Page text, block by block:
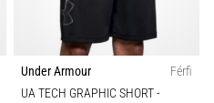
Under Armour
Férfi
UA TECH GRAPHIC SHORT-